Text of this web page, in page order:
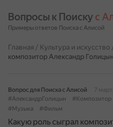
Вопросы к Поиску с
Примеры ответов Поиска с Алисой
Главная / Культура и искусство
композитор Александр
Вопрос для Поиска с Алисой
7
#АлександрГолицын
#Композитор
#Музыка
#Фильм
Какую роль сыграл